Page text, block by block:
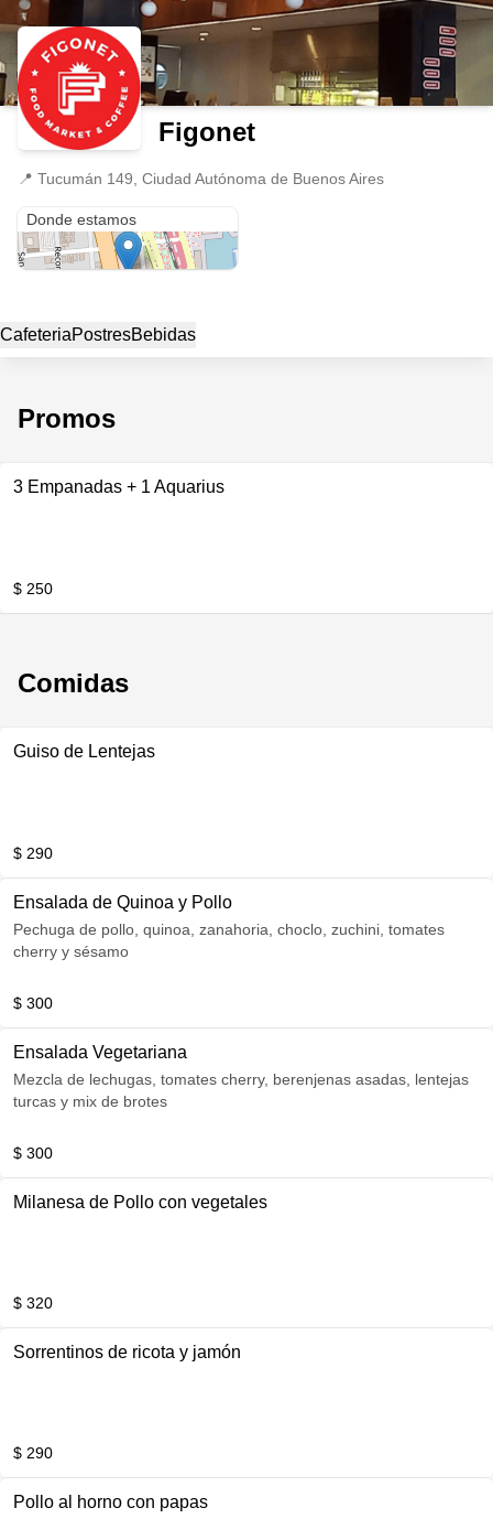
Figonet
📍 Tucumán 149, Ciudad Autónoma de Buenos Aires
Donde estamos
CafeteriaPostresBebidas
Promos
3 Empanadas + 1 Aquarius
$ 250
Comidas
Guiso de Lentejas
$ 290
Ensalada de Quinoa y Pollo
Pechuga de pollo, quinoa, zanahoria, choclo, zuchini, tomates
cherry y sésamo
$ 300
Ensalada Vegetariana
Mezcla de lechugas, tomates cherry, berenjenas asadas, lentejas
turcas y mix de brotes
$ 300
Milanesa de Pollo con vegetales
$ 320
Sorrentinos de ricota y jamón
$ 290
Pollo al horno con papas